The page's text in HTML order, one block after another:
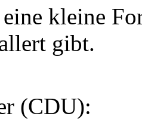
kleine
gibt.
(CDU):